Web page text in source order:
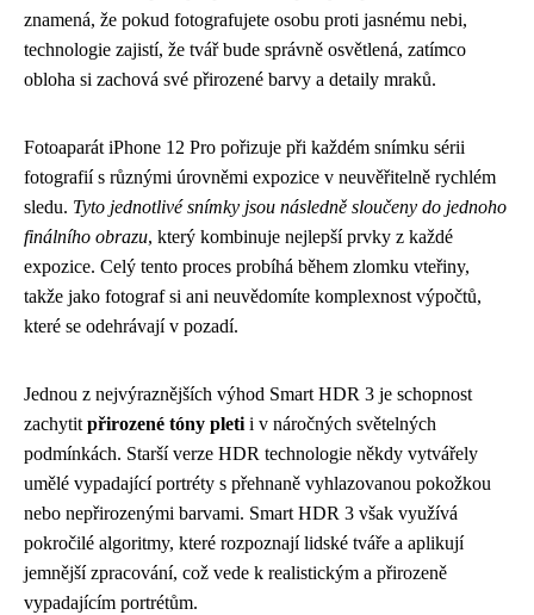
znamená, že pokud fotografujete osobu proti jasnému nebi,
technologie zajistí, že tvář bude správně osvětlená, zatímco
obloha si zachová své přirozené barvy a detaily mraků.
Fotoaparát iPhone 12 Pro pořizuje při každém snímku sérii
fotografií s různými úrovněmi expozice v neuvěřitelně rychlém
sledu. Tyto jednotlivé snímky jsou následně sloučeny do jednoho
finálního obrazu, který kombinuje nejlepší prvky z každé
expozice. Celý tento proces probíhá během zlomku vteřiny,
takže jako fotograf si ani neuvědomíte komplexnost výpočtů,
které se odehrávají v pozadí.
Jednou z nejvýraznějších výhod Smart HDR 3 je schopnost
zachytit přirozené tóny pleti i v náročných světelných
podmínkách. Starší verze HDR technologie někdy vytvářely
umělé vypadající portréty s přehnaně vyhlazovanou pokožkou
nebo nepřirozenými barvami. Smart HDR 3 však využívá
pokročilé algoritmy, které rozpoznají lidské tváře a aplikují
jemnější zpracování, což vede k realistickým a přirozeně
vypadajícím portrétům.